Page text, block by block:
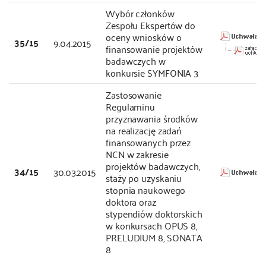
35/15 9.04.2015
Wybór członków
Zespołu Ekspertów do
oceny wniosków o
finansowanie projektów
badawczych w
konkursie SYMFONIA 3
34/15 30.03.2015
Zastosowanie
Regulaminu
przyznawania środków
na realizację zadań
finansowanych przez
NCN w zakresie
projektów badawczych,
staży po uzyskaniu
stopnia naukowego
doktora oraz
stypendiów doktorskich
w konkursach OPUS 8,
PRELUDIUM 8, SONATA
8